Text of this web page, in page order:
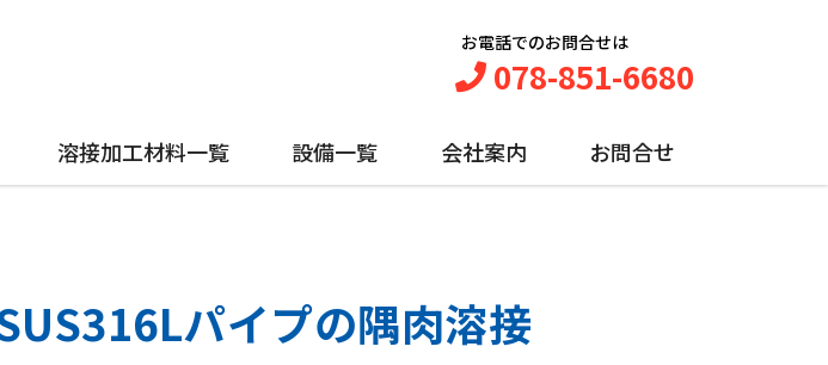
お電話でのお問合せは
078-851-6680
溶接加工材料一覧 設備一覧 会社案内 お問合せ
パイプの隅肉溶接